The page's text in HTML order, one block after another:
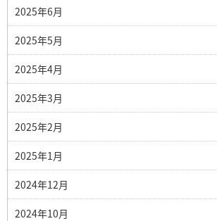
2025年6月
2025年5月
2025年4月
2025年3月
2025年2月
2025年1月
2024年12月
2024年10月